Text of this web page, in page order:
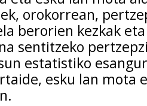
orokorrean,
berorien kezkak
sentitzeko
estatistiko
esku lan mota